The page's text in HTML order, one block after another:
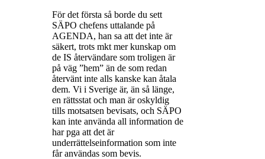
För det första så borde du sett
SÄPO chefens uttalande på
AGENDA, han sa att det inte är
säkert, trots mkt mer kunskap om
de IS återvändare som troligen är
på väg ”hem” än de som redan
återvänt inte alls kanske kan åtala
dem. Vi i Sverige är, än så länge,
en rättsstat och man är oskyldig
tills motsatsen bevisats, och SÄPO
kan inte använda all information de
har pga att det är
underrättelseinformation som inte
får användas som bevis.